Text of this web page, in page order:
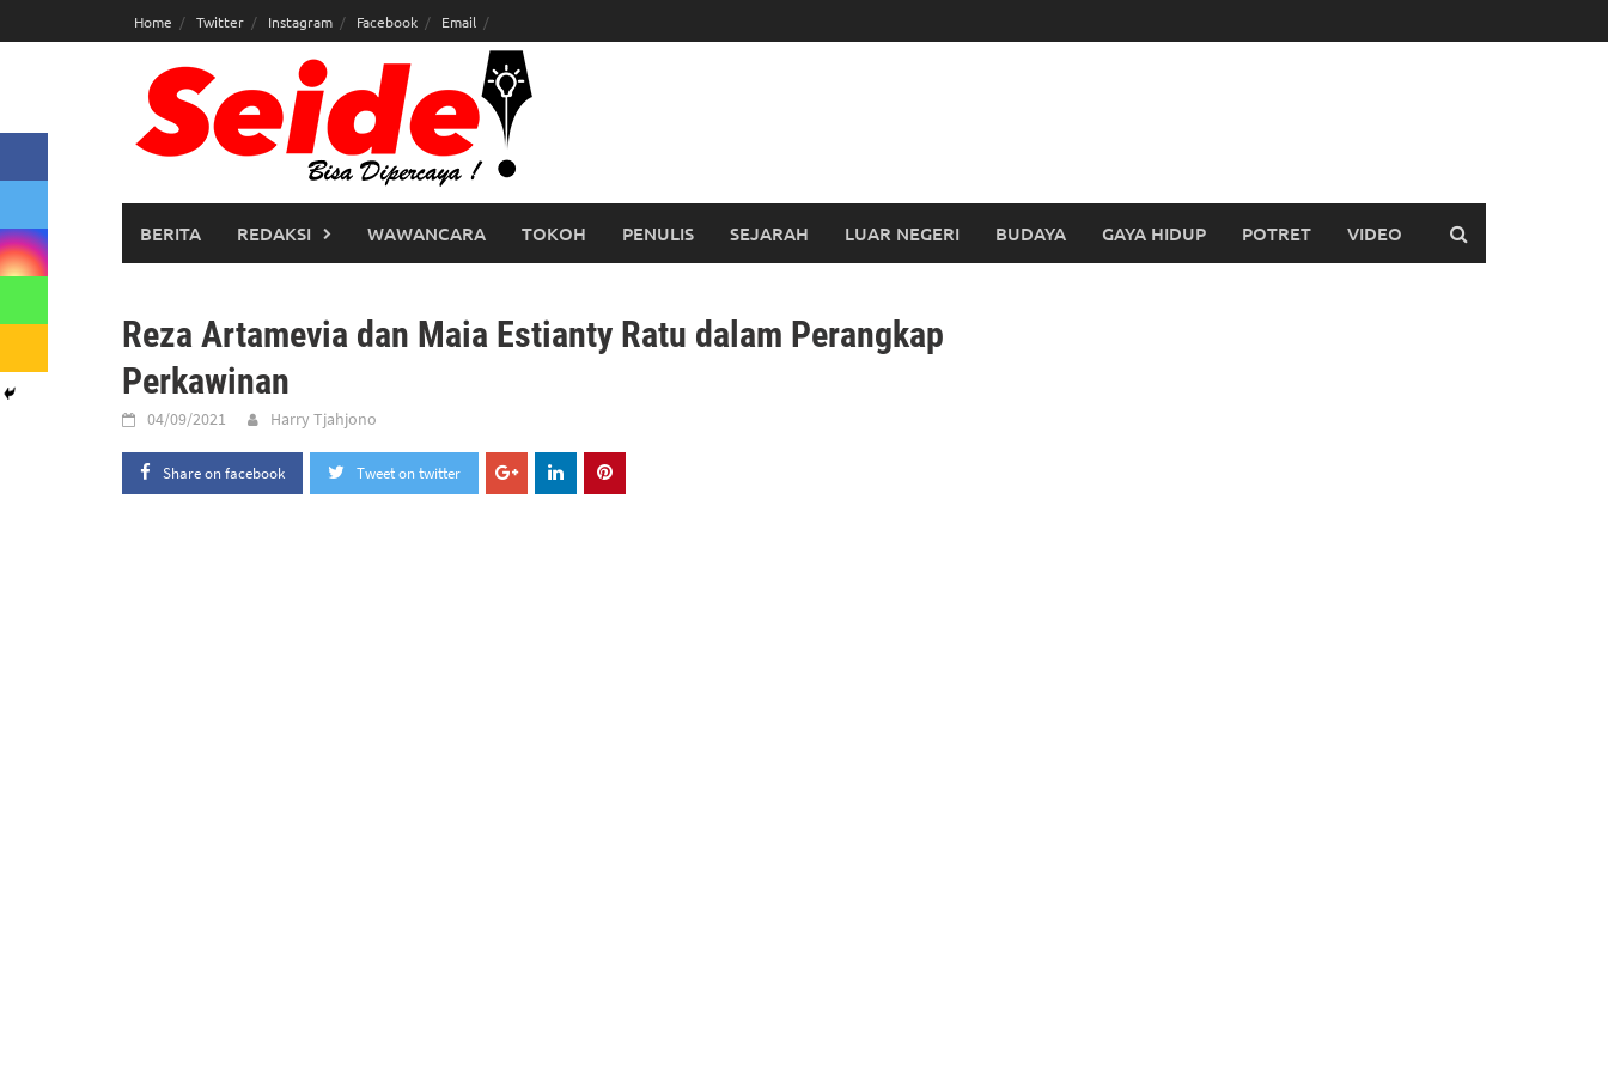
to
Home Twitter Instagram Facebook Email
BERITA REDAKSI WAWANCARA TOKOH PENULIS SEJARAH LUAR NEGERI BUDAYA GAYA HIDUP POTRET VIDEO
Reza Artamevia dan Maia Estianty Ratu dalam Perangkap
Perkawinan
04/09/2021 Harry Tjahjono
Share on facebook Tweet on twitter